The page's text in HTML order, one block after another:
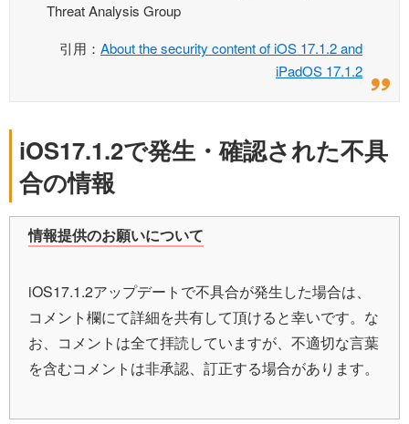
Threat Analysis Group
引用： About the security content of iOS 17.1.2 and
iPadOS 17.1.2
iOS17.1.2で発生・確認された不具
合の情報
情報提供のお願いについて
iOS17.1.2アップデートで不具合が発生した場合は、
コメント欄にて詳細を共有して頂けると幸いです。な
お、コメントは全て拝読していますが、不適切な言葉
を含むコメントは非承認、訂正する場合があります。